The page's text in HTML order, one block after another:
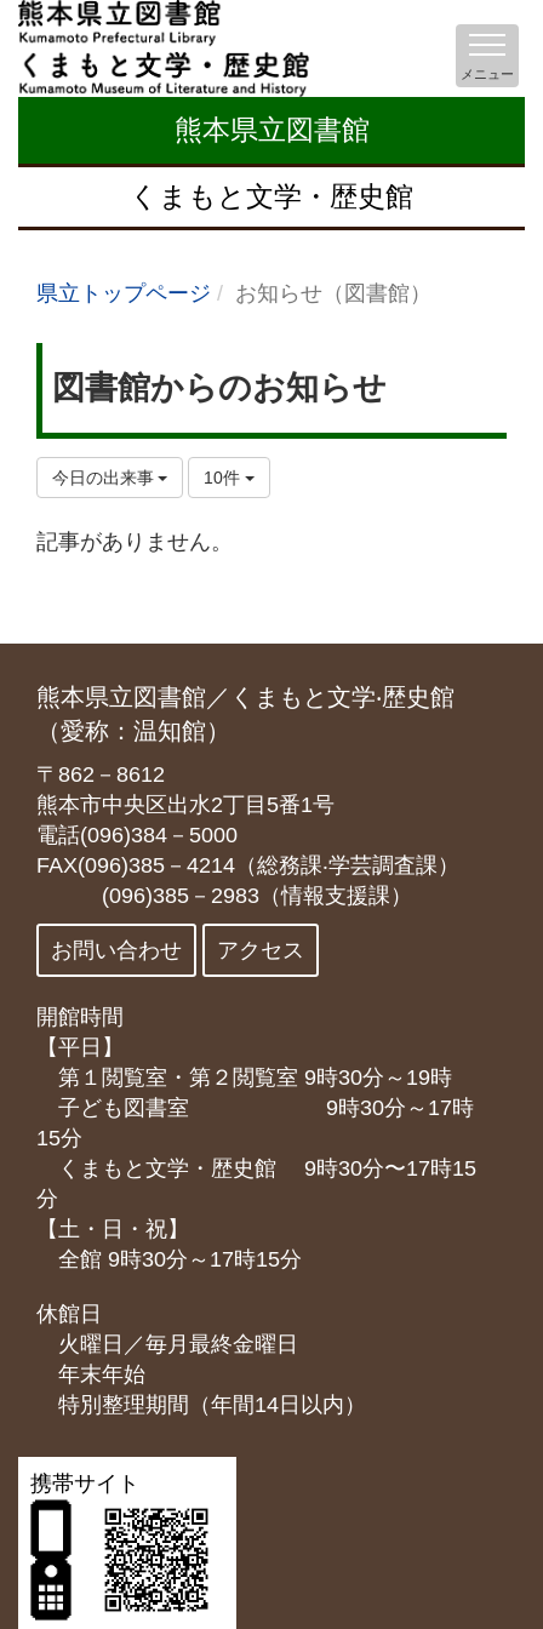
熊本県立図書館
くまもと文学・歴史館
メニュー
県立トップページ お知らせ（図書館）
図書館からのお知らせ
今日の出来事 10件
記事がありません。
熊本県立図書館／くまもと文学‧歴史館
（愛称：温知館）
〒862－8612
熊本市中央区出水2丁目5番1号
電話(096)384－5000
FAX(096)385－4214（総務課‧学芸調査課）
(096)385－2983（情報支援課）
お問い合わせ アクセス
開館時間
【平日】
第１閲覧室・第２閲覧室 9時30分～19時
子ども図書室 9時30分～17時
15分
くまもと⽂学・歴史館 9時30分〜17時15
分
【土・日・祝】
全館 9時30分～17時15分
休館日
火曜日／毎月最終金曜日
年末年始
特別整理期間（年間14日以内）
携帯サイト